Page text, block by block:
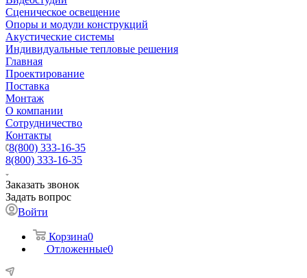
Cценическое освещение
Опоры и модули конструкций
Акустические системы
Индивидуальные тепловые решения
Главная
Проектирование
Поставка
Монтаж
О компании
Сотрудничество
Контакты
8(800) 333-16-35
8(800) 333-16-35
Заказать звонок
Задать вопрос
Войти
Корзина0
Отложенные0